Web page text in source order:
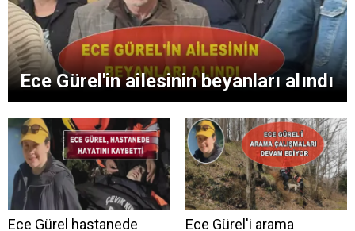
Ece Gürel'in ailesinin beyanları alındı
Ece Gürel hastanede
Ece Gürel'i arama